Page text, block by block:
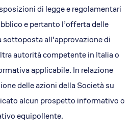
di legge e regolamentari
e pertanto l’offerta delle
sottoposta all’approvazione di
autorità competente in Italia o
applicabile. In relazione
delle azioni della Società su
alcun prospetto informativo o
equipollente.